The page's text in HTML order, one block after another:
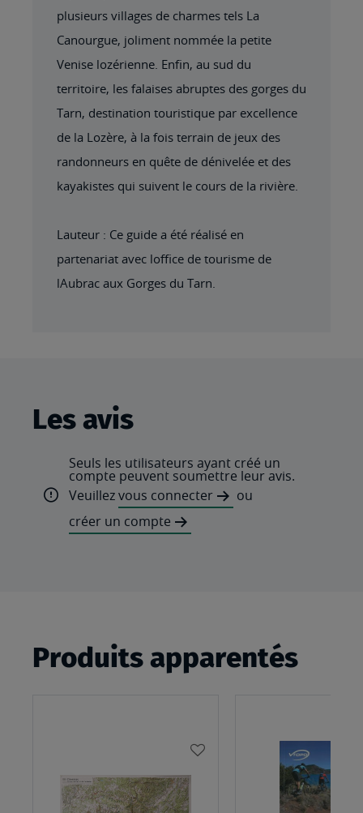
plusieurs villages de charmes tels La
Canourgue, joliment nommée la petite
Venise lozérienne. Enfin, au sud du
territoire, les falaises abruptes des gorges du
Tarn, destination touristique par excellence
de la Lozère, à la fois terrain de jeux des
randonneurs en quête de dénivelée et des
kayakistes qui suivent le cours de la rivière.
Lauteur : Ce guide a été réalisé en
partenariat avec loffice de tourisme de
lAubrac aux Gorges du Tarn.
Les avis
Seuls les utilisateurs ayant créé un
compte peuvent soumettre leur avis.
Veuillezvous connecter
ou
créer un compte
Produits apparentés